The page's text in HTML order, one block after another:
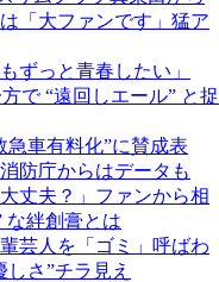
「大ファンです」猛ア
ずっと青春したい」
で “遠回しエール” と捉
車有料化”に賛成表
防庁からはデータも
丈夫？」ファンから相
な絆創膏とは
芸人を「ゴミ」呼ばわ
さ”チラ見え